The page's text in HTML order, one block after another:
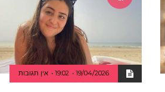
19/04/2026
19:02 אין תגובות